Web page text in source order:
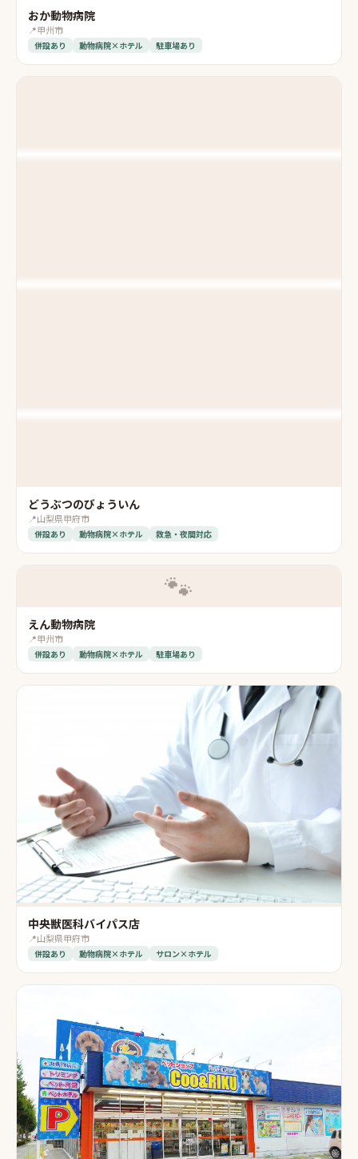
おか動物病院
📍甲州市
併設あり 動物病院×ホテル 駐車場あり
どうぶつのびょういん
📍山梨県甲府市
併設あり 動物病院×ホテル 救急・夜間対応
🐾
えん動物病院
📍甲州市
併設あり 動物病院×ホテル 駐車場あり
中央獣医科バイパス店
📍山梨県甲府市
併設あり 動物病院×ホテル サロン×ホテル